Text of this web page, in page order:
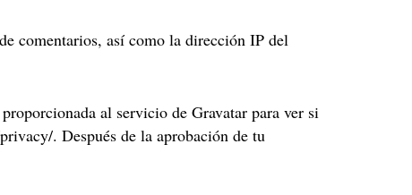
comentarios, así como la dirección IP del
al servicio de Gravatar para ver si
. Después de la aprobación de tu